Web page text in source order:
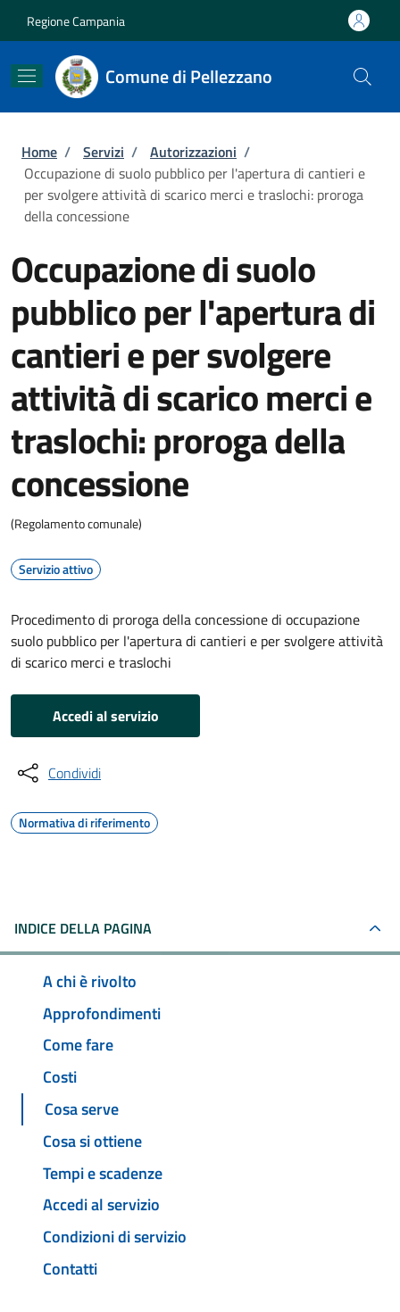
Regione Campania
Comune di Pellezzano
Briciole di pane
Home / Servizi / Autorizzazioni /
Occupazione di suolo pubblico per l'apertura di cantieri e
per svolgere attività di scarico merci e traslochi: proroga
della concessione
Occupazione di suolo
pubblico per l'apertura di
cantieri e per svolgere
attività di scarico merci e
traslochi: proroga della
concessione
(Regolamento comunale)
Servizio attivo
Procedimento di proroga della concessione di occupazione
suolo pubblico per l'apertura di cantieri e per svolgere attività
di scarico merci e traslochi
Accedi al servizio
Condividi
Normativa di riferimento
INDICE DELLA PAGINA
A chi è rivolto
Approfondimenti
Come fare
Costi
Cosa serve
Cosa si ottiene
Tempi e scadenze
Accedi al servizio
Condizioni di servizio
Contatti